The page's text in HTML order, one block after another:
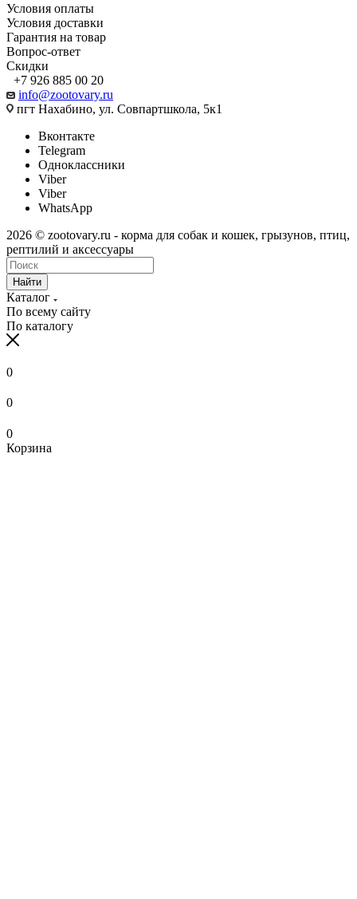
Условия оплаты
Условия доставки
Гарантия на товар
Вопрос-ответ
Скидки
+7 926 885 00 20
info@zootovary.ru
пгт Нахабино, ул. Совпартшкола, 5к1
Вконтакте
Telegram
Одноклассники
Viber
Viber
WhatsApp
2026 © zootovary.ru - корма для собак и кошек, грызунов, птиц,
рептилий и аксессуары
Найти
Каталог
По всему сайту
По каталогу
0
0
0
Корзина